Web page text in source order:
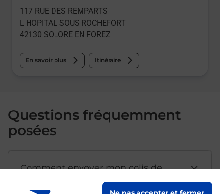
117 RUE DES REMPARTS
L HOPITAL SOUS ROCHEFORT
42130 SOLORE EN FOREZ
En savoir plus Itinéraire
Questions fréquemment
posées
Comment envoyer mon colis de